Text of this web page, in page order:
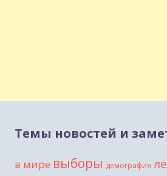
Темы новостей и
в мире выборы демография